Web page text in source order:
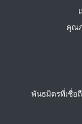
พันธมิตรที่เชื่อ
คุณ